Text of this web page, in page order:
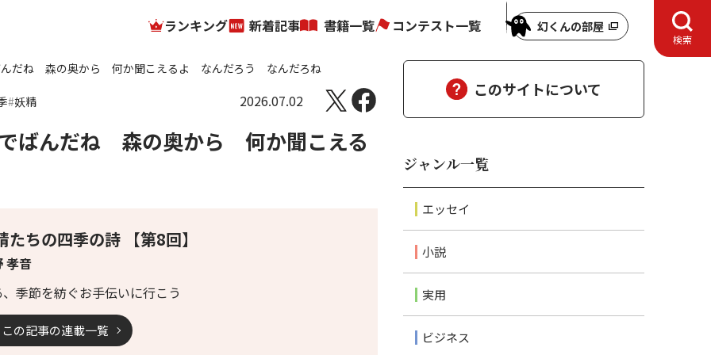
ランキング 新着記事 書籍一覧 コンテスト一覧 幻くんの部屋
検索
だね 森の奥から 何か聞こえるよ なんだろう なんだろね
妖精 2026.07.02
ばんだね 森の奥から 何か聞こえる
たちの四季の詩 【第8回】
孝音
季節を紡ぐお手伝いに行こう
この記事の連載一覧
このサイトについて
ジャンル一覧
エッセイ
小説
実用
ビジネス